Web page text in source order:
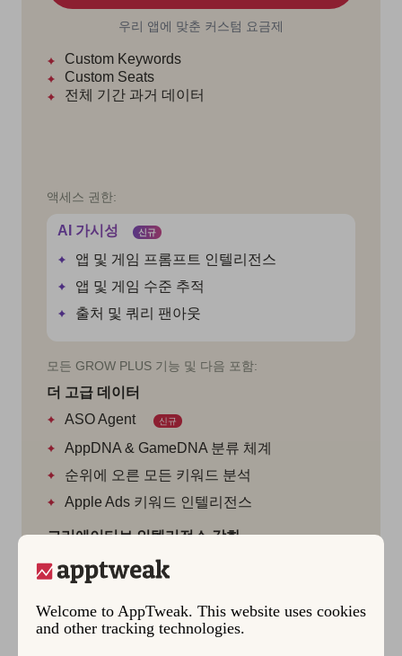
Welcome to AppTweak. This website uses cookies
and other tracking technologies.
우리 앱에 맞춘 커스텀 요금제
Custom Keywords
Custom Seats
전체 기간 과거 데이터
액세스 권한:
AI 가시성 신규
앱 및 게임 프롬프트 인텔리전스
앱 및 게임 수준 추적
출처 및 쿼리 팬아웃
모든 GROW PLUS 기능 및 다음 포함:
더 고급 데이터
ASO Agent
신규
AppDNA & GameDNA 분류 체계
순위에 오른 모든 키워드 분석
Apple Ads 키워드 인텔리전스
크리에이티브 인텔리전스 강화
크리에이티브 탐색기
인앱 이벤트 조사기